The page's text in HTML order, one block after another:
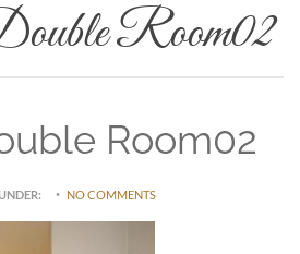
Room02
Room02
NO COMMENTS